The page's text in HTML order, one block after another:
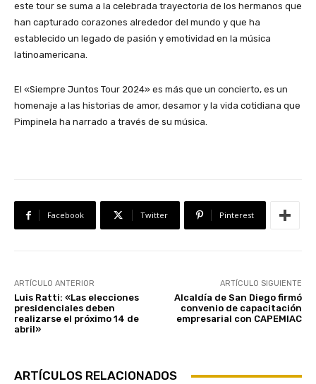
este tour se suma a la celebrada trayectoria de los hermanos que
han capturado corazones alrededor del mundo y que ha
establecido un legado de pasión y emotividad en la música
latinoamericana.
El «Siempre Juntos Tour 2024» es más que un concierto, es un
homenaje a las historias de amor, desamor y la vida cotidiana que
Pimpinela ha narrado a través de su música.
Facebook Twitter Pinterest
ARTÍCULO ANTERIOR
Luis Ratti: «Las elecciones
presidenciales deben
realizarse el próximo 14 de
abril»
ARTÍCULO SIGUIENTE
Alcaldía de San Diego firmó
convenio de capacitación
empresarial con CAPEMIAC
ARTÍCULOS RELACIONADOS